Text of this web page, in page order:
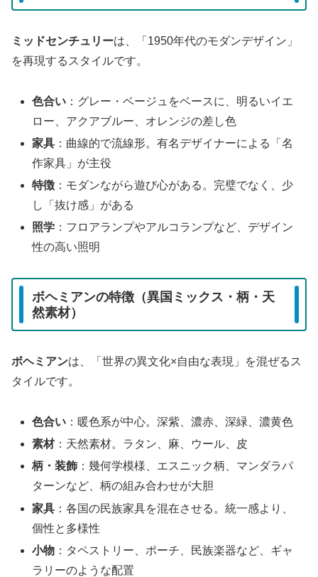
ミッドセンチュリーは、「1950年代のモダンデザイン」
を再現するスタイルです。
色合い ：グレー・ベージュをベースに、明るいイエ
ロー、アクアブルー、オレンジの差し色
家具 ：曲線的で流線形。有名デザイナーによる「名
作家具」が主役
特徴 ：モダンながら遊び心がある。完璧でなく、少
し「抜け感」がある
照学 ：フロアランプやアルコランプなど、デザイン
性の高い照明
ボヘミアンの特徴（異国ミックス・柄・天
然素材）
ボヘミアンは、「世界の異文化×自由な表現」を混ぜるス
タイルです。
色合い ：暖色系が中心。深紫、濃赤、深緑、濃黄色
素材：天然素材。ラタン、麻、ウール、皮
柄・装飾 ：幾何学模様、エスニック柄、マンダラパ
ターンなど、柄の組み合わせが大胆
家具 ：各国の民族家具を混在させる。統一感より、
個性と多様性
小物 ：タペストリー、ポーチ、民族楽器など、ギャ
ラリーのような配置